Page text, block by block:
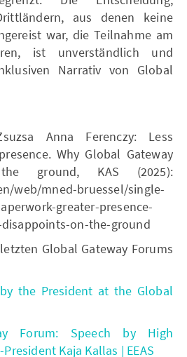
aus denen keine
war, die Teilnahme am
ist unverständlich und
Narrativ von Global
Anna Ferenczy: Less
Why Global Gateway
ground, KAS (2025):
web/mned-bruessel/single-
greater-presence-
on-the-ground
Global Gateway Forums
the President at the Global
Forum: Speech by High
Kaja Kallas | EEAS